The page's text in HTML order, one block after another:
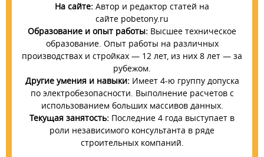
На сайте: Автор и редактор статей на
сайте pobetony.ru
Образование и опыт работы: Высшее техническое
образование. Опыт работы на различных
производствах и стройках — 12 лет, из них 8 лет — за
рубежом.
Другие умения и навыки:Имеет 4-ю группу допуска
по электробезопасности. Выполнение расчетов с
использованием больших массивов данных.
Текущая занятость: Последние 4 года выступает в
роли независимого консультанта в ряде
строительных компаний.